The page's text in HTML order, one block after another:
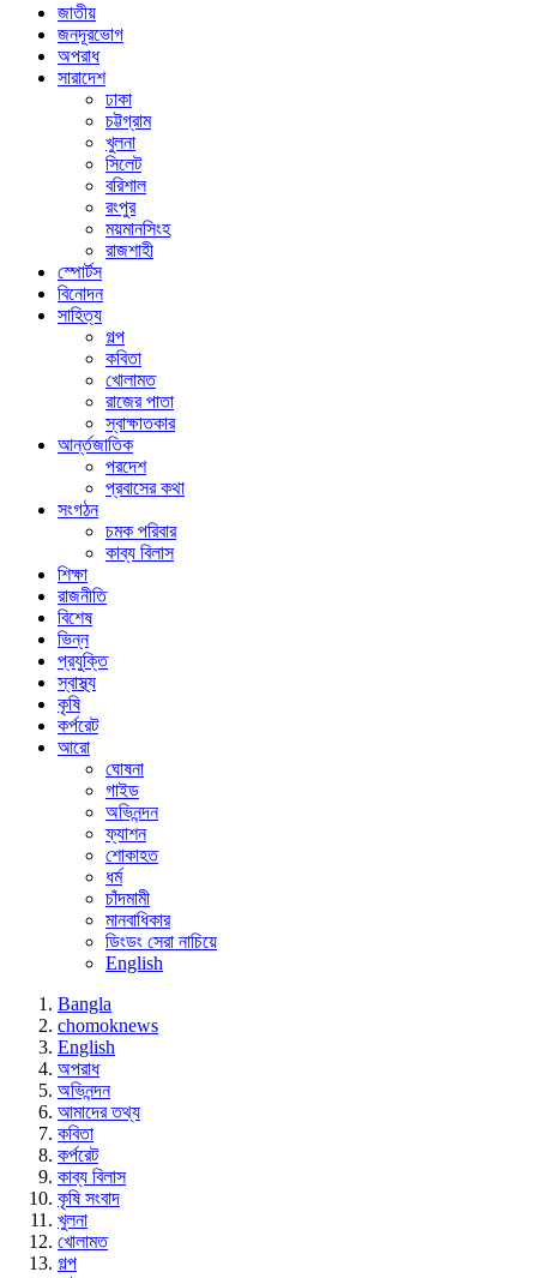
জাতীয়
জনদূরভোগ
অপরাধ
সারাদেশ
ঢাকা
চট্টগ্রাম
খুলনা
সিলেট
বরিশাল
রংপুর
ময়মানসিংহ
রাজশাহী
স্পোর্টস
বিনোদন
সাহিত্য
গল্প
কবিতা
খোলামত
রাজের পাতা
স্বাক্ষাতকার
আর্ন্তজাতিক
পরদেশ
প্রবাসের কথা
সংগঠন
চমক পরিবার
কাব্য বিলাস
শিক্ষা
রাজনীতি
বিশেষ
ভিন্ন
প্রযুক্তি
স্বাস্থ্য
কৃষি
কর্পরেট
আরো
ঘোষনা
গাইড
অভিনন্দন
ফ্যাশন
শোকাহত
ধর্ম
চাঁদমামী
মানবাধিকার
ডিংডং সেরা নাচিয়ে
English
Bangla
chomoknews
English
অপরাধ
অভিনন্দন
আমাদের তথ্য
কবিতা
কর্পরেট
কাব্য বিলাস
কৃষি সংবাদ
খুলনা
খোলামত
গল্প